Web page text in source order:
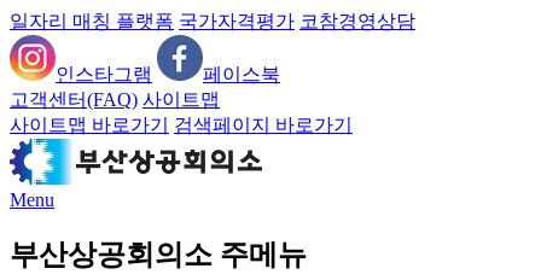
일자리 매칭 플랫폼 국가자격평가 코참경영상담
인스타그램
페이스북
고객센터(FAQ) 사이트맵
사이트맵 바로가기
검색페이지 바로가기
Menu
부산상공회의소 주메뉴